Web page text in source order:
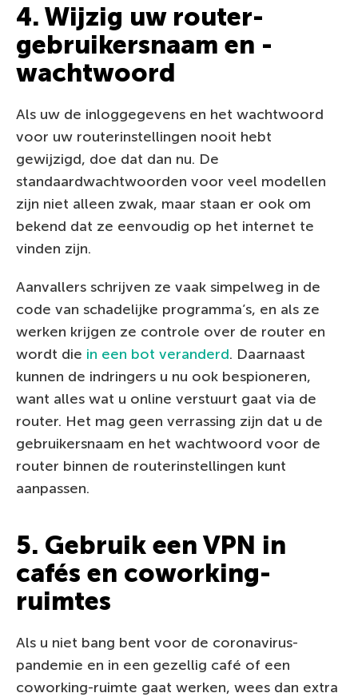
4. Wijzig uw router-
gebruikersnaam en -
wachtwoord
Als uw de inloggegevens en het wachtwoord
voor uw routerinstellingen nooit hebt
gewijzigd, doe dat dan nu. De
standaardwachtwoorden voor veel modellen
zijn niet alleen zwak, maar staan er ook om
bekend dat ze eenvoudig op het internet te
vinden zijn.
Aanvallers schrijven ze vaak simpelweg in de
code van schadelijke programma’s, en als ze
werken krijgen ze controle over de router en
wordt die in een bot veranderd. Daarnaast
kunnen de indringers u nu ook bespioneren,
want alles wat u online verstuurt gaat via de
router. Het mag geen verrassing zijn dat u de
gebruikersnaam en het wachtwoord voor de
router binnen de routerinstellingen kunt
aanpassen.
5. Gebruik een VPN in
cafés en coworking-
ruimtes
Als u niet bang bent voor de coronavirus-
pandemie en in een gezellig café of een
coworking-ruimte gaat werken, wees dan extra